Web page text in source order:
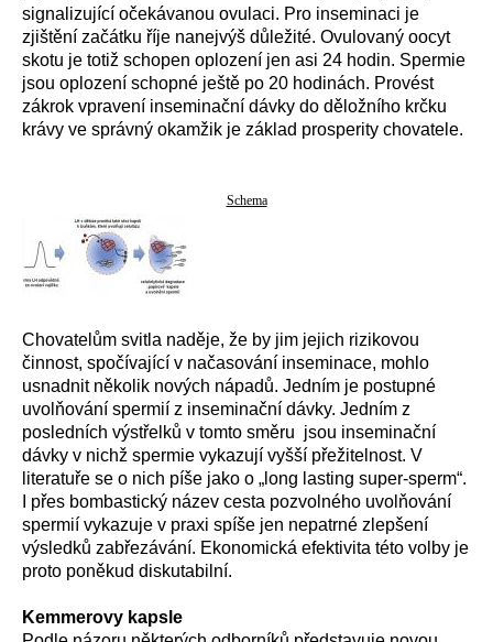
signalizující očekávanou ovulaci. Pro inseminaci je
zjištění začátku říje nanejvýš důležité. Ovulovaný oocyt
skotu je totiž schopen oplození jen asi 24 hodin. Spermie
jsou oplození schopné ještě po 20 hodinách. Provést
zákrok vpravení inseminační dávky do děložního krčku
krávy ve správný okamžik je základ prosperity chovatele.
Schema
Chovatelům svitla naděje, že by jim jejich rizikovou
činnost, spočívající v načasování inseminace, mohlo
usnadnit několik nových nápadů. Jedním je postupné
uvolňování spermií z inseminační dávky. Jedním z
posledních výstřelků v tomto směru jsou inseminační
dávky v nichž spermie vykazují vyšší přežitelnost. V
literatuře se o nich píše jako o „long lasting super-sperm“.
I přes bombastický název cesta pozvolného uvolňování
spermií vykazuje v praxi spíše jen nepatrné zlepšení
výsledků zabřezávání. Ekonomická efektivita této volby je
proto poněkud diskutabilní.
Kemmerovy kapsle